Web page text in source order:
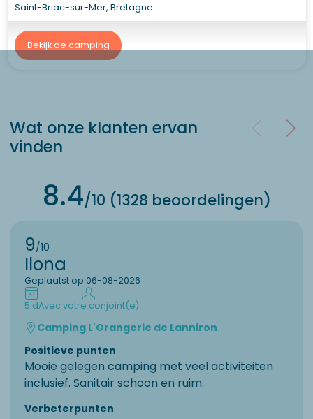
Saint-Briac-sur-Mer, Bretagne
Bekijk de camping
Wat onze klanten ervan
vinden
8.4/10 (1328 beoordelingen)
9/10
Ilona
Geplaatst op 06-08-2026
5 dAvec votre conjoint(e)
Camping L'Orangerie de Lanniron
Positieve punten
Mooie gelegen camping met veel activiteiten
inclusief. Sanitair schoon en ruim.
Verbeterpunten